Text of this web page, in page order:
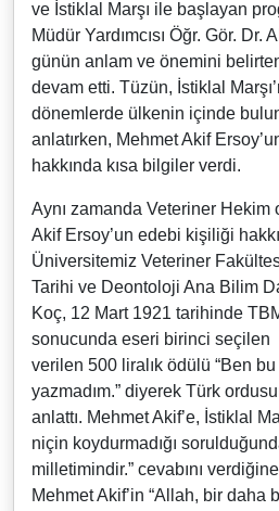
ve İstiklal Marşı ile başlayan
Müdür Yardımcısı Öğr. Gör. Dr.
günün anlam ve önemini
devam etti. Tüzün, İstiklal
dönemlerde ülkenin içinde
anlatırken, Mehmet Akif
hakkında kısa bilgiler verdi.
Aynı zamanda Veteriner
Akif Ersoy’un edebi kişiliği
Üniversitemiz Veteriner
Tarihi ve Deontoloji Ana Bilim
Koç, 12 Mart 1921 tarihinde
sonucunda eseri birinci seçilen
verilen 500 liralık ödülü “Ben
yazmadım.” diyerek Türk
anlattı. Mehmet Akif’e, İstiklal
niçin koydurmadığı
milletimindir.” cevabını
Mehmet Akif’in “Allah, bir daha